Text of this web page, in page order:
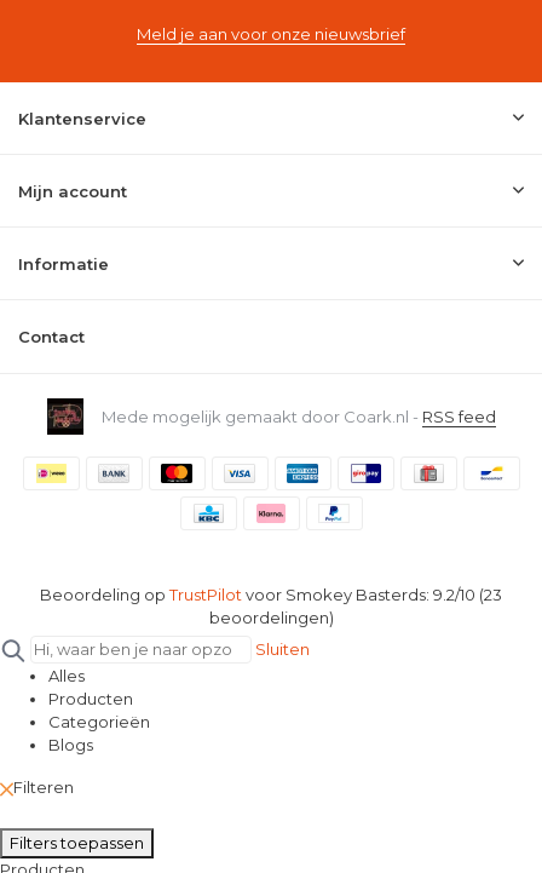
Meld je aan voor onze nieuwsbrief
Klantenservice
Mijn account
Informatie
Contact
Mede mogelijk gemaakt door Coark.nl - RSS feed
Beoordeling opTrustPilot voor Smokey Basterds: 9.2/10 (23
beoordelingen)
Sluiten
Alles
Producten
Categorieën
Blogs
Filteren
Filters toepassen